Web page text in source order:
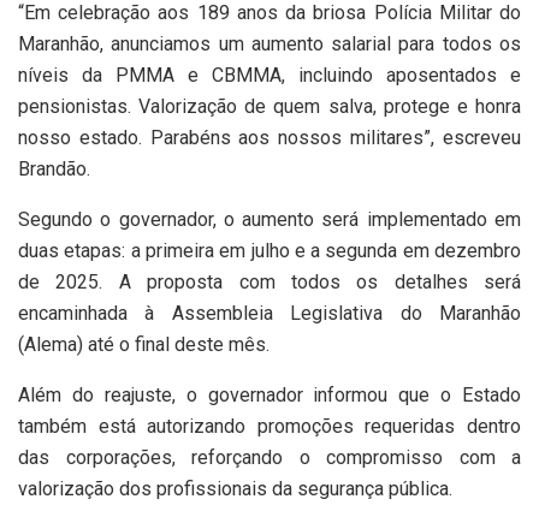
“Em celebração aos 189 anos da briosa Polícia Militar do
Maranhão, anunciamos um aumento salarial para todos os
níveis da PMMA e CBMMA, incluindo aposentados e
pensionistas. Valorização de quem salva, protege e honra
nosso estado. Parabéns aos nossos militares”, escreveu
Brandão.
Segundo o governador, o aumento será implementado em
duas etapas: a primeira em julho e a segunda em dezembro
de 2025. A proposta com todos os detalhes será
encaminhada à Assembleia Legislativa do Maranhão
(Alema) até o final deste mês.
Além do reajuste, o governador informou que o Estado
também está autorizando promoções requeridas dentro
das corporações, reforçando o compromisso com a
valorização dos profissionais da segurança pública.